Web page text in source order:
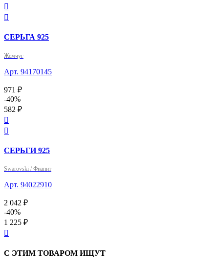


СЕРЬГА 925
Жемчуг
Арт. 94170145
971 ₽
-40%
582 ₽


СЕРЬГИ 925
Swarovski / Фианит
Арт. 94022910
2 042 ₽
-40%
1 225 ₽

С ЭТИМ ТОВАРОМ ИЩУТ